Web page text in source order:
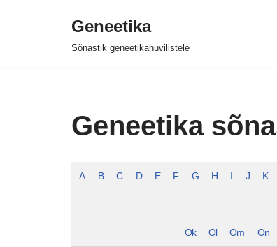
Geneetika
Sõnastik geneetikahuvilistele
Geneetika
A B C D E F G H I J K
Ok Ol Om On